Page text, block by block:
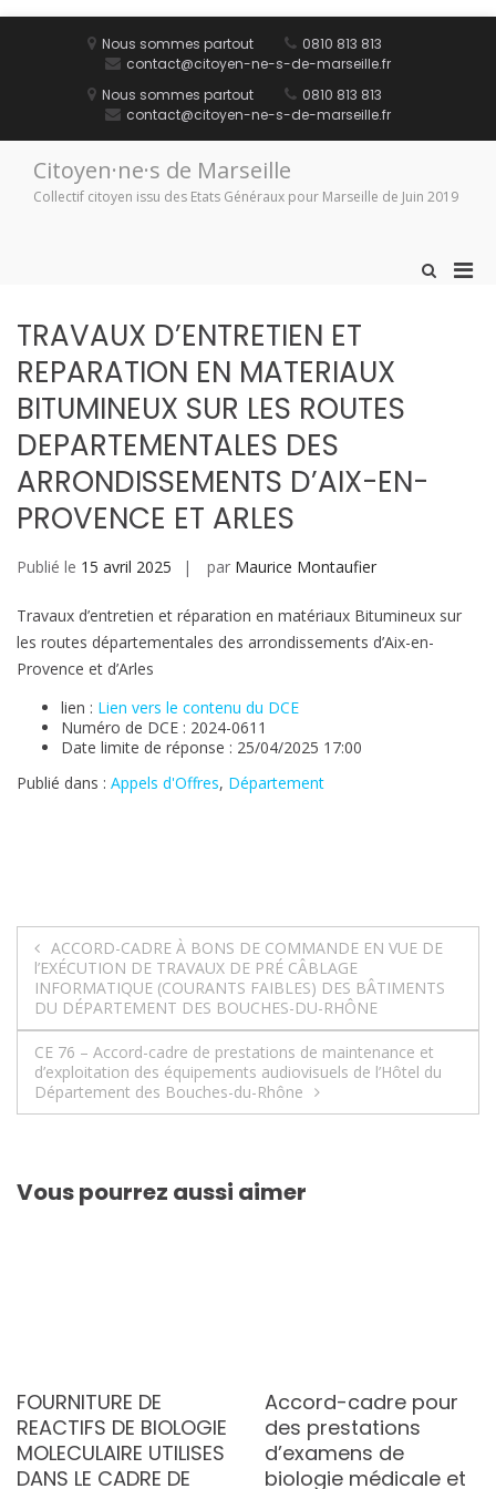
Nous sommes partout
0810 813 813
contact@citoyen-ne-s-de-marseille.fr
Nous sommes partout
0810 813 813
contact@citoyen-ne-s-de-marseille.fr
Citoyen·ne·s de Marseille
Collectif citoyen issu des Etats Généraux pour Marseille de Juin 2019
Afficher
TRAVAUX D’ENTRETIEN ET
REPARATION EN MATERIAUX
BITUMINEUX SUR LES ROUTES
DEPARTEMENTALES DES
ARRONDISSEMENTS D’AIX-EN-
PROVENCE ET ARLES
Publié le 15 avril 2025 par Maurice Montaufier
Travaux d’entretien et réparation en matériaux Bitumineux sur
les routes départementales des arrondissements d’Aix-en-
Provence et d’Arles
lien : Lien vers le contenu du DCE
Numéro de DCE : 2024-0611
Date limite de réponse : 25/04/2025 17:00
Publié dans : Appels d'Offres, Département
Navigation
de
l’article
ACCORD-CADRE À BONS DE COMMANDE EN VUE DE
l’EXÉCUTION DE TRAVAUX DE PRÉ CÂBLAGE
INFORMATIQUE (COURANTS FAIBLES) DES BÂTIMENTS
DU DÉPARTEMENT DES BOUCHES-DU-RHÔNE
CE 76 – Accord-cadre de prestations de maintenance et
d’exploitation des équipements audiovisuels de l’Hôtel du
Département des Bouches-du-Rhône
Vous pourrez aussi aimer
FOURNITURE DE
REACTIFS DE BIOLOGIE
MOLECULAIRE UTILISES
DANS LE CADRE DE
Accord-cadre pour
des prestations
d’examens de
biologie médicale et